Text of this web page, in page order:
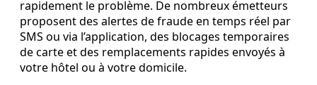
rapidement le problème. De nombreux émetteurs
proposent des alertes de fraude en temps réel par
SMS ou via l’application, des blocages temporaires
de carte et des remplacements rapides envoyés à
votre hôtel ou à votre domicile.